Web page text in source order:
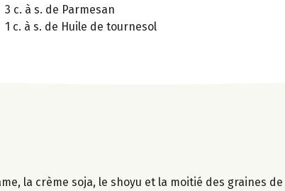
3 c. à s. de Parmesan
1 c. à s. de Huile de tournesol
la crème soja, le shoyu et la moitié des graines de